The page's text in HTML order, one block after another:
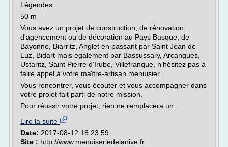
Légendes
50 m
Vous avez un projet de construction, de rénovation,
d'agencement ou de décoration au Pays Basque, de
Bayonne, Biarritz, Anglet en passant par Saint Jean de
Luz, Bidart mais également par Bassussary, Arcangues,
Ustaritz, Saint Pierre d'Irube, Villefranque, n'hésitez pas à
faire appel à votre maître-artisan menuisier.
Vous rencontrer, vous écouter et vous accompagner dans
votre projet fait parti de notre mission.
Pour réussir votre projet, rien ne remplacera un...
Lire la suite
Date: 2017-08-12 18:23:59
Site : http://www.menuiseriedelanive.fr